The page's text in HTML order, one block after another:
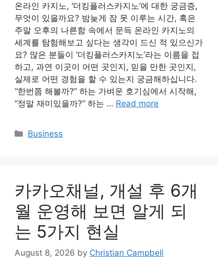
온라인 카지노, ‘더킹플러스카지노’에 대한 궁금증,
무엇이 있을까요? 밤늦게 잠 못 이루는 시간, 혹은
주말 오후의 나른함 속에서 문득 온라인 카지노의
세계를 탐험해보고 싶다는 생각이 드신 적 있으신가
요? 많은 분들이 ‘더킹플러스카지노’라는 이름을 접
하고, 과연 이곳이 어떤 곳인지, 믿을 만한 곳인지,
실제로 어떤 경험을 할 수 있는지 궁금해하십니다.
“한번쯤 해볼까?” 하는 가벼운 호기심에서 시작해,
“정말 재미있을까?” 하는 … Read more
Categories
Business
카카오채널, 개설 후 6개
월 운영해 보면 알게 되
는 5가지 현실
August 8, 2026 by Christian Campbell